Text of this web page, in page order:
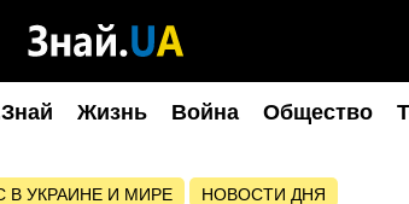
Жизнь Война Общество
В УКРАИНЕ И МИРЕ НОВОСТИ ДНЯ